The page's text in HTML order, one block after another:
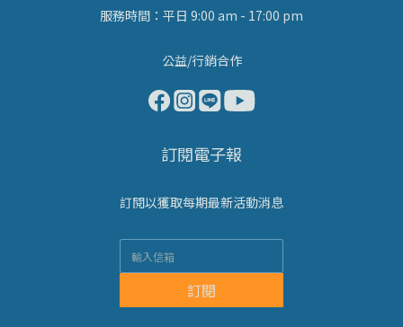
服務時間：平日 9:00 am - 17:00 pm
公益/行銷合作
訂閱電子報
訂閱以獲取每期最新活動消息
訂閱